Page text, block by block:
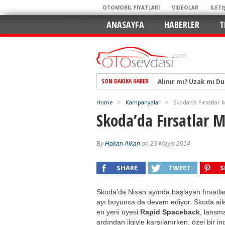
OTOMOBİL FİYATLARI VİDEOLAR
ANASAYFA HABERLER
SON DAKIKA HABER
Alınır mı? Uzak mı
Alpine A290 GTS:
Crossover
Mercedes-Benz
Keskin Hatlar, GR
Geleceğin Kompakt
Pazarın Lideri,
Hem Şehirli Hem
TURKA’nın Dev Ağı
Home > Kampanyalar > Skoda’da Fırsatlar
Skoda’da Fırsatlar
ByHakan Alkan on 23 Mayıs 2014
SHARE TWEET
Skoda’da Nisan ayında başlayan
ayı boyunca da devam ediyor. Skoda
en yeni üyesi Rapid Spaceback ,
ardından ilgiyle karşılanırken, özel bir